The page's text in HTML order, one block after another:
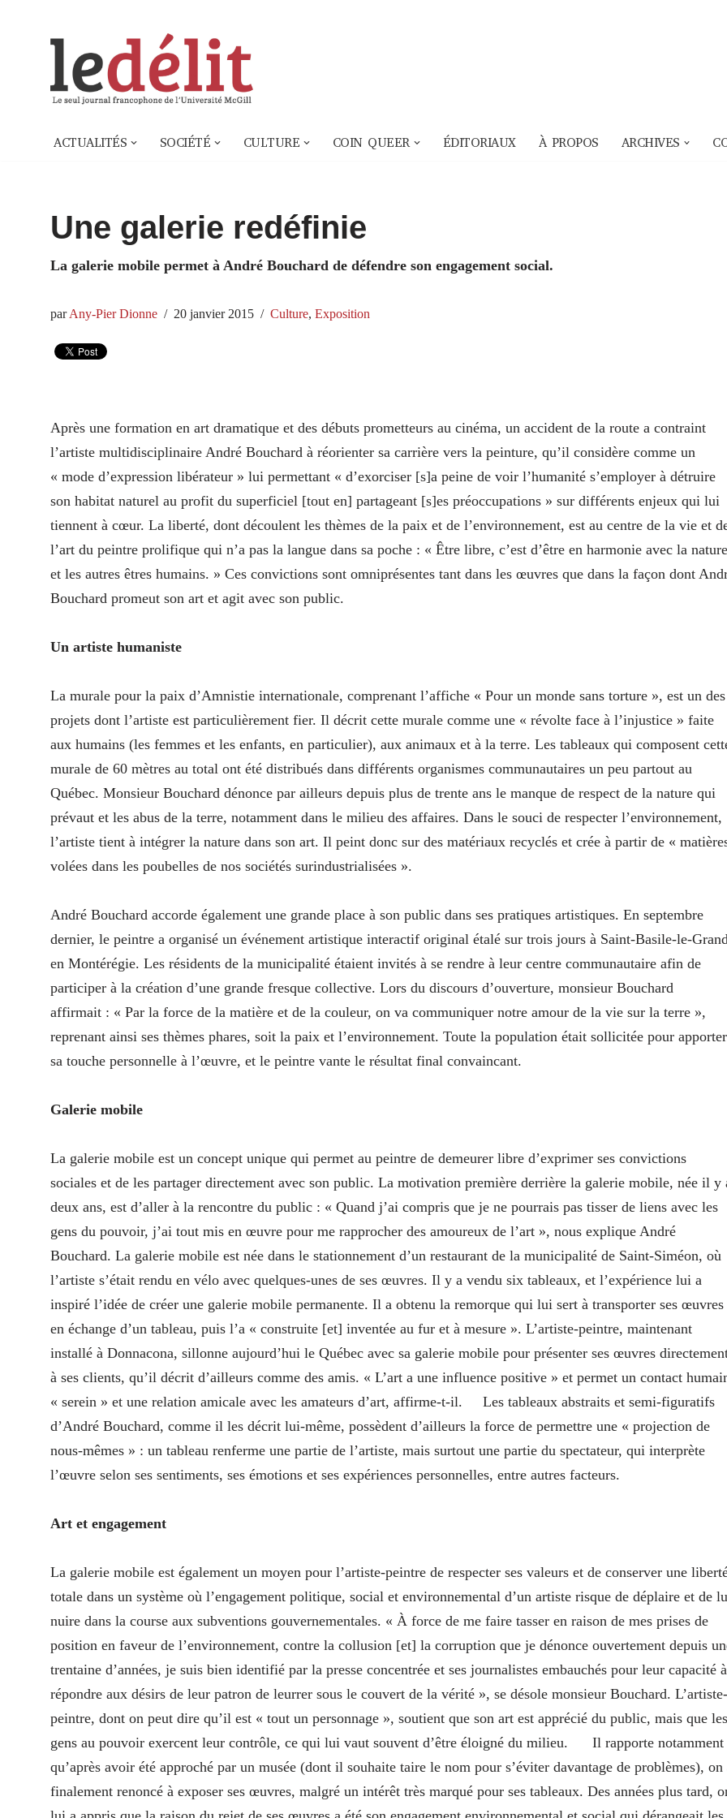
ACTUALITÉS SOCIÉTÉ CULTURE COIN QUEER ÉDITORIAUX À PROPOS ARCHIVES
Une galerie redéfinie
La galerie mobile permet à André Bouchard de défendre son engagement social.
parAny-Pier Dionne 20 janvier 2015 Culture, Exposition
Après une formation en art dramatique et des débuts prometteurs au cinéma, un accident de la route a contraint
l’artiste multidisciplinaire André Bouchard à réorienter sa carrière vers la peinture, qu’il considère comme un
« mode d’expression libérateur » lui permettant « d’exorciser [s]a peine de voir l’humanité s’employer à détruire
son habitat naturel au profit du superficiel [tout en] partageant [s]es préoccupations » sur différents enjeux qui lui
tiennent à cœur. La liberté, dont découlent les thèmes de la paix et de l’environnement, est au centre de la vie et
l’art du peintre prolifique qui n’a pas la langue dans sa poche : « Être libre, c’est d’être en harmonie avec la nature
et les autres êtres humains. » Ces convictions sont omniprésentes tant dans les œuvres que dans la façon dont
Bouchard promeut son art et agit avec son public.
Un artiste humaniste
La murale pour la paix d’Amnistie internationale, comprenant l’affiche « Pour un monde sans torture », est un des
projets dont l’artiste est particulièrement fier. Il décrit cette murale comme une « révolte face à l’injustice » faite
aux humains (les femmes et les enfants, en particulier), aux animaux et à la terre. Les tableaux qui composent
murale de 60 mètres au total ont été distribués dans différents organismes communautaires un peu partout au
Québec. Monsieur Bouchard dénonce par ailleurs depuis plus de trente ans le manque de respect de la nature qui
prévaut et les abus de la terre, notamment dans le milieu des affaires. Dans le souci de respecter l’environnement,
l’artiste tient à intégrer la nature dans son art. Il peint donc sur des matériaux recyclés et crée à partir de «
volées dans les poubelles de nos sociétés surindustrialisées ».
André Bouchard accorde également une grande place à son public dans ses pratiques artistiques. En septembre
dernier, le peintre a organisé un événement artistique interactif original étalé sur trois jours à Saint-Basile-le-
en Montérégie. Les résidents de la municipalité étaient invités à se rendre à leur centre communautaire afin de
participer à la création d’une grande fresque collective. Lors du discours d’ouverture, monsieur Bouchard
affirmait : « Par la force de la matière et de la couleur, on va communiquer notre amour de la vie sur la terre »,
reprenant ainsi ses thèmes phares, soit la paix et l’environnement. Toute la population était sollicitée pour apporter
sa touche personnelle à l’œuvre, et le peintre vante le résultat final convaincant.
Galerie mobile
La galerie mobile est un concept unique qui permet au peintre de demeurer libre d’exprimer ses convictions
sociales et de les partager directement avec son public. La motivation première derrière la galerie mobile, née il y
deux ans, est d’aller à la rencontre du public : « Quand j’ai compris que je ne pourrais pas tisser de liens avec les
gens du pouvoir, j’ai tout mis en œuvre pour me rapprocher des amoureux de l’art », nous explique André
Bouchard. La galerie mobile est née dans le stationnement d’un restaurant de la municipalité de Saint-Siméon, où
l’artiste s’était rendu en vélo avec quelques-unes de ses œuvres. Il y a vendu six tableaux, et l’expérience lui a
inspiré l’idée de créer une galerie mobile permanente. Il a obtenu la remorque qui lui sert à transporter ses œuvres
en échange d’un tableau, puis l’a « construite [et] inventée au fur et à mesure ». L’artiste-peintre, maintenant
installé à Donnacona, sillonne aujourd’hui le Québec avec sa galerie mobile pour présenter ses œuvres
à ses clients, qu’il décrit d’ailleurs comme des amis. « L’art a une influence positive » et permet un contact
« serein » et une relation amicale avec les amateurs d’art, affirme-t-il.
Les tableaux abstraits et semi-figuratifs
d’André Bouchard, comme il les décrit lui-même, possèdent d’ailleurs la force de permettre une « projection de
nous-mêmes » : un tableau renferme une partie de l’artiste, mais surtout une partie du spectateur, qui interprète
l’œuvre selon ses sentiments, ses émotions et ses expériences personnelles, entre autres facteurs.
Art et engagement
La galerie mobile est également un moyen pour l’artiste-peintre de respecter ses valeurs et de conserver une
totale dans un système où l’engagement politique, social et environnemental d’un artiste risque de déplaire et de
nuire dans la course aux subventions gouvernementales. « À force de me faire tasser en raison de mes prises de
position en faveur de l’environnement, contre la collusion [et] la corruption que je dénonce ouvertement depuis
trentaine d’années, je suis bien identifié par la presse concentrée et ses journalistes embauchés pour leur capacité à
répondre aux désirs de leur patron de leurrer sous le couvert de la vérité », se désole monsieur Bouchard. L’artiste-
peintre, dont on peut dire qu’il est « tout un personnage », soutient que son art est apprécié du public, mais que les
gens au pouvoir exercent leur contrôle, ce qui lui vaut souvent d’être éloigné du milieu.
Il rapporte notamment
qu’après avoir été approché par un musée (dont il souhaite taire le nom pour s’éviter davantage de problèmes), on
finalement renoncé à exposer ses œuvres, malgré un intérêt très marqué pour ses tableaux. Des années plus tard,